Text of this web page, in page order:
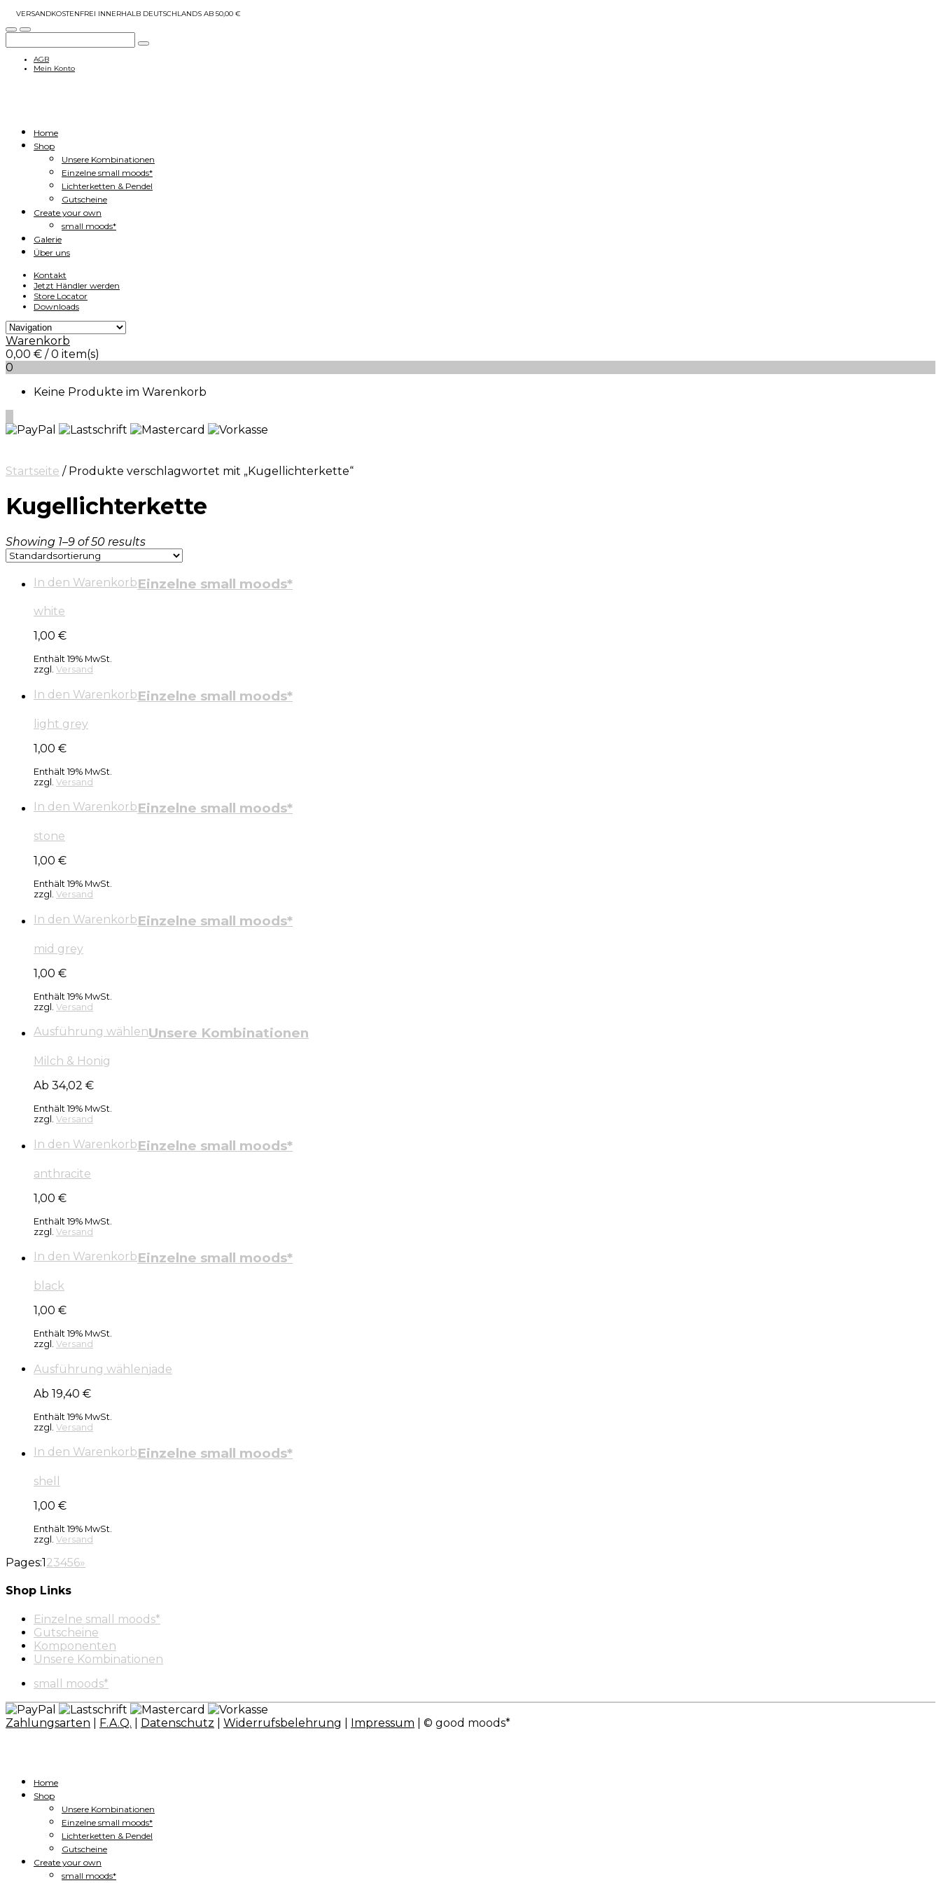
VERSANDKOSTENFREI INNERHALB DEUTSCHLANDS AB 50,00 €
AGB
Mein Konto
Home
Shop
Unsere Kombinationen
Einzelne small moods*
Lichterketten & Pendel
Gutscheine
Create your own
small moods*
Galerie
Über uns
Kontakt
Jetzt Händler werden
Store Locator
Downloads
Warenkorb
0,00 € / 0 item(s)
0
Keine Produkte im Warenkorb
Startseite / Produkte verschlagwortet mit „Kugellichterkette“
Kugellichterkette
Showing 1–9 of 50 results
In den WarenkorbEinzelne small moods*
white
1,00 €
Enthält 19% MwSt.
zzgl. Versand
In den WarenkorbEinzelne small moods*
light grey
1,00 €
Enthält 19% MwSt.
zzgl. Versand
In den WarenkorbEinzelne small moods*
stone
1,00 €
Enthält 19% MwSt.
zzgl. Versand
In den WarenkorbEinzelne small moods*
mid grey
1,00 €
Enthält 19% MwSt.
zzgl. Versand
Ausführung wählenUnsere Kombinationen
Milch & Honig
Ab 34,02 €
Enthält 19% MwSt.
zzgl. Versand
In den WarenkorbEinzelne small moods*
anthracite
1,00 €
Enthält 19% MwSt.
zzgl. Versand
In den WarenkorbEinzelne small moods*
black
1,00 €
Enthält 19% MwSt.
zzgl. Versand
Ausführung wählenjade
Ab 19,40 €
Enthält 19% MwSt.
zzgl. Versand
In den WarenkorbEinzelne small moods*
shell
1,00 €
Enthält 19% MwSt.
zzgl. Versand
Pages:123456»
Shop Links
Einzelne small moods*
Gutscheine
Komponenten
Unsere Kombinationen
small moods*
Zahlungsarten F.A.Q. Datenschutz Widerrufsbelehrung Impressum | © good moods*
Home
Shop
Unsere Kombinationen
Einzelne small moods*
Lichterketten & Pendel
Gutscheine
Create your own
small moods*